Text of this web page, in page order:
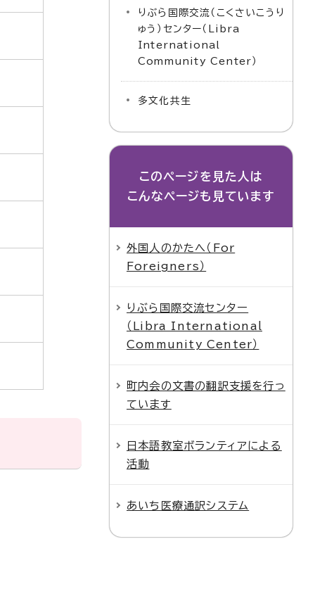
りぶら国際交流（こくさいこうり
ゅう）センター（Libra
International
Community Center）
多文化共生
このページを見た人は
こんなページも見ています
外国人のかたへ（For
Foreigners）
りぶら国際交流センター
（Libra International
Community Center）
町内会の文書の翻訳支援を行っ
ています
日本語教室ボランティアによる
活動
あいち医療通訳システム